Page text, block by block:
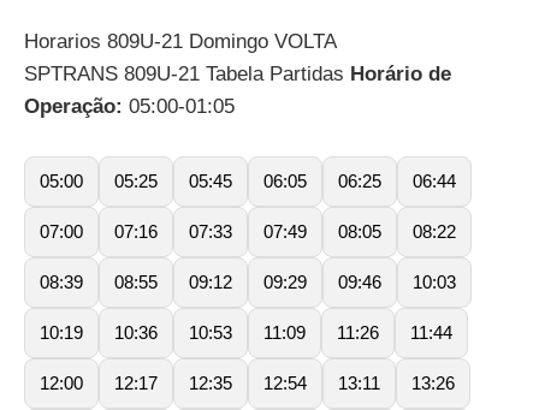
Horarios 809U-21 Domingo VOLTA
SPTRANS 809U-21 Tabela Partidas Horário de
Operação: 05:00-01:05
05:00 05:25 05:45 06:05 06:25 06:44
07:00 07:16 07:33 07:49 08:05 08:22
08:39 08:55 09:12 09:29 09:46 10:03
10:19 10:36 10:53 11:09 11:26 11:44
12:00 12:17 12:35 12:54 13:11 13:26